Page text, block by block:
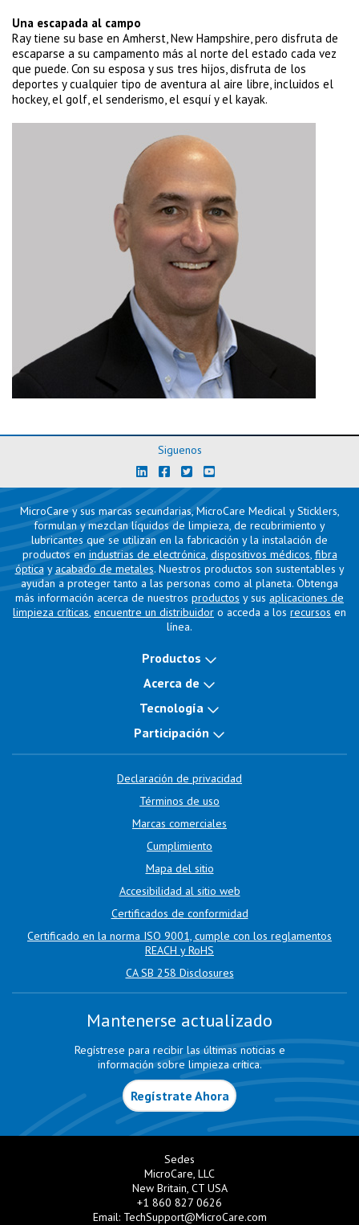
Una escapada al campo
Ray tiene su base en Amherst, New Hampshire, pero disfruta de
escaparse a su campamento más al norte del estado cada vez
que puede. Con su esposa y sus tres hijos, disfruta de los
deportes y cualquier tipo de aventura al aire libre, incluidos el
hockey, el golf, el senderismo, el esquí y el kayak.
Siguenos
MicroCare y sus marcas secundarias, MicroCare Medical y Sticklers,
formulan y mezclan líquidos de limpieza, de recubrimiento y
lubricantes que se utilizan en la fabricación y la instalación de
productos en industrias de electrónica, dispositivos médicos, fibra
óptica y acabado de metales. Nuestros productos son sustentables y
ayudan a proteger tanto a las personas como al planeta. Obtenga
más información acerca de nuestros productos y sus aplicaciones de
limpieza críticas, encuentre un distribuidor o acceda a los recursos en
línea.
Productos
Acerca de
Tecnología
Participación
Declaración de privacidad
Términos de uso
Marcas comerciales
Cumplimiento
Mapa del sitio
Accesibilidad al sitio web
Certificados de conformidad
Certificado en la norma ISO 9001, cumple con los reglamentos
REACH y RoHS
CA SB 258 Disclosures
Mantenerse actualizado
Regístrese para recibir las últimas noticias e
información sobre limpieza crítica.
Regístrate Ahora
Sedes
MicroCare, LLC
New Britain, CT USA
+1 860 827 0626
Email: TechSupport@MicroCare.com